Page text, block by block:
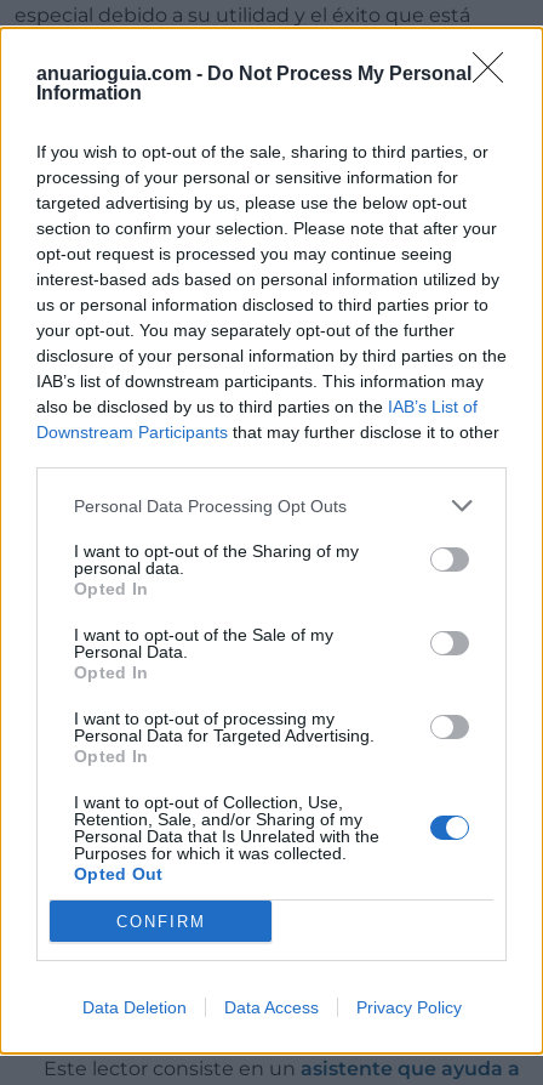
anuarioguia.com - Do Not Process My Personal
Information
If you wish to opt-out of the sale, sharing to third parties, or
processing of your personal or sensitive information for
targeted advertising by us, please use the below opt-out
section to confirm your selection. Please note that after your
opt-out request is processed you may continue seeing
interest-based ads based on personal information utilized by
us or personal information disclosed to third parties prior to
your opt-out. You may separately opt-out of the further
disclosure of your personal information by third parties on the
IAB’s list of downstream participants. This information may
also be disclosed by us to third parties on the IAB’s List of
Downstream Participants that may further disclose it to other
Personal Data Processing Opt Outs
I want to opt-out of the Sharing of my
personal data.
Opted In
I want to opt-out of the Sale of my
Personal Data.
Opted In
I want to opt-out of processing my
Personal Data for Targeted Advertising.
Opted In
I want to opt-out of Collection, Use,
Retention, Sale, and/or Sharing of my
Personal Data that Is Unrelated with the
Purposes for which it was collected.
Opted Out
CONFIRM
Data Deletion Data Access Privacy Policy
especial debido a su utilidad y el éxito que está
A tención a la diversidad
con Cloud Educación y
Microsoft
Según los datos de los estudios realizados por
Microsoft Education, de media, un72%de los
alumnos de cada clase poseen necesidades
educativas individuales, y hasta un 20%puede sufrir
dislexia.
contar con recursos que permitan adaptar el ritmo
educativo a cada estudiante, así como
aportar los
comprensión del contenido al conjunto del aula, se
vuelve una necesidad básica en la educación
Educación y Microsoft 365, da un paso de gigante
gracias a una de las Learning Tools más
exponemos a continuación.
Lector inmersivo para alumnos
con capacidades especiales
Este lector consiste en un asistente que ayuda a